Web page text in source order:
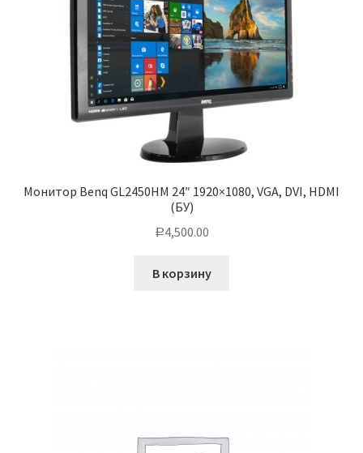
Монитор Benq GL2450HM 24″ 1920×1080, VGA, DVI, HDMI
(БУ)
Р4,500.00
В корзину